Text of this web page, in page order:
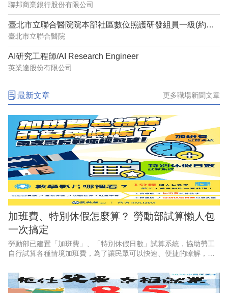
聯邦商業銀行股份有限公司
臺北市立聯合醫院院本部社區數位照護研發組員一級(約用)管理師(系統分析設計)1150632
臺北市立聯合醫院
AI研究工程師/AI Research Engineer
英業達股份有限公司
最新文章 更多職場新聞文章
加班費、特別休假怎麼算？ 勞動部試算懶人包
一次搞定
勞動部已建置「加班費」、「特別休假日數」試算系統，協助勞工
自行試算各種情境加班費，為了讓民眾可以快速、便捷的瞭解，勞
雇主都能一看就懂、動動手